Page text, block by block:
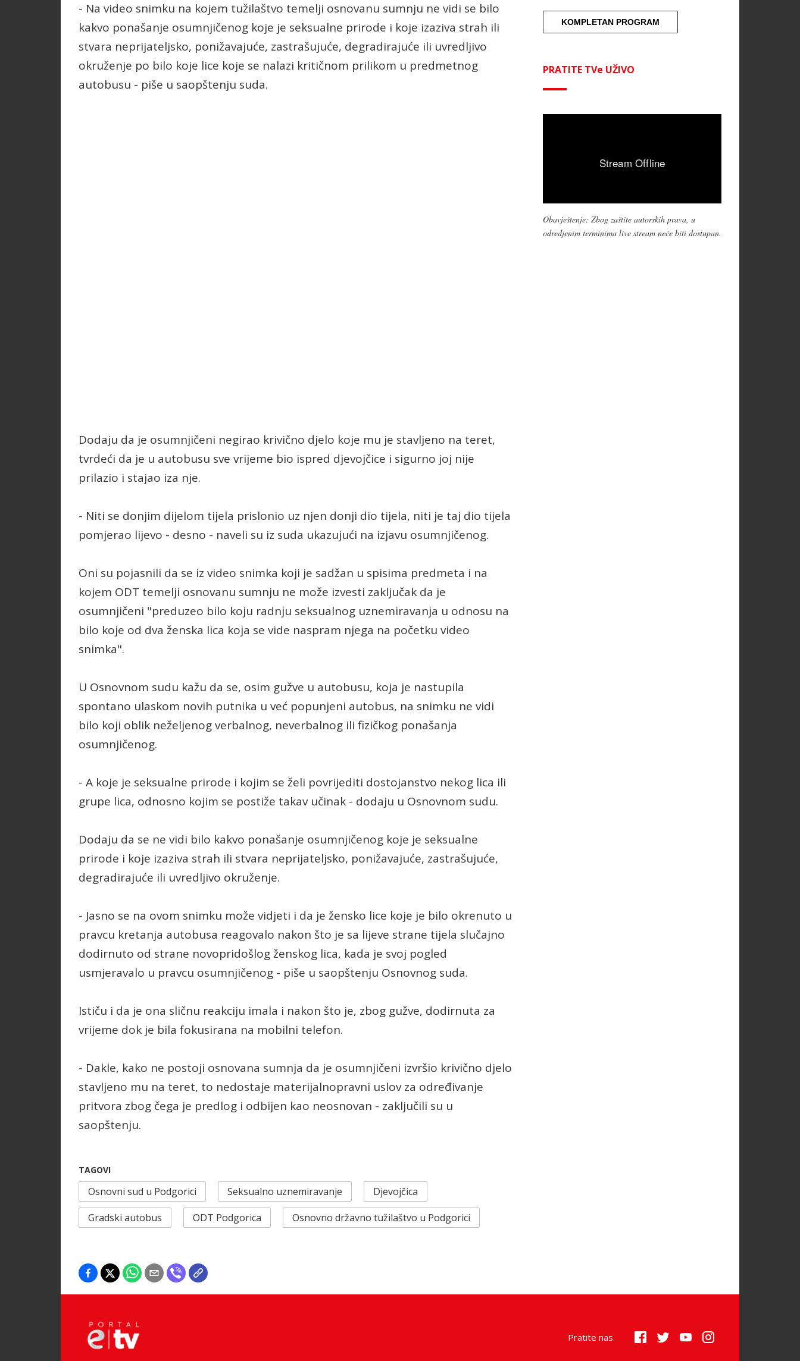
- Na video snimku na kojem tužilaštvo temelji osnovanu sumnju ne vidi se bilo
kakvo ponašanje osumnjičenog koje je seksualne prirode i koje izaziva strah ili
stvara neprijateljsko, ponižavajuće, zastrašujuće, degradirajuće ili uvredljivo
okruženje po bilo koje lice koje se nalazi kritičnom prilikom u predmetnog
autobusu - piše u saopštenju suda.
Dodaju da je osumnjičeni negirao krivično djelo koje mu je stavljeno na teret,
tvrdeći da je u autobusu sve vrijeme bio ispred djevojčice i sigurno joj nije
prilazio i stajao iza nje.
- Niti se donjim dijelom tijela prislonio uz njen donji dio tijela, niti je taj dio tijela
pomjerao lijevo - desno - naveli su iz suda ukazujući na izjavu osumnjičenog.
Oni su pojasnili da se iz video snimka koji je sadžan u spisima predmeta i na
kojem ODT temelji osnovanu sumnju ne može izvesti zaključak da je
osumnjičeni "preduzeo bilo koju radnju seksualnog uznemiravanja u odnosu na
bilo koje od dva ženska lica koja se vide naspram njega na početku video
snimka".
U Osnovnom sudu kažu da se, osim gužve u autobusu, koja je nastupila
spontano ulaskom novih putnika u već popunjeni autobus, na snimku ne vidi
bilo koji oblik neželjenog verbalnog, neverbalnog ili fizičkog ponašanja
osumnjičenog.
- A koje je seksualne prirode i kojim se želi povrijediti dostojanstvo nekog lica ili
grupe lica, odnosno kojim se postiže takav učinak - dodaju u Osnovnom sudu.
Dodaju da se ne vidi bilo kakvo ponašanje osumnjičenog koje je seksualne
prirode i koje izaziva strah ili stvara neprijateljsko, ponižavajuće, zastrašujuće,
degradirajuće ili uvredljivo okruženje.
- Jasno se na ovom snimku može vidjeti i da je žensko lice koje je bilo okrenuto u
pravcu kretanja autobusa reagovalo nakon što je sa lijeve strane tijela slučajno
dodirnuto od strane novopridošlog ženskog lica, kada je svoj pogled
usmjeravalo u pravcu osumnjičenog - piše u saopštenju Osnovnog suda.
Ističu i da je ona sličnu reakciju imala i nakon što je, zbog gužve, dodirnuta za
vrijeme dok je bila fokusirana na mobilni telefon.
- Dakle, kako ne postoji osnovana sumnja da je osumnjičeni izvršio krivično djelo
stavljeno mu na teret, to nedostaje materijalnopravni uslov za određivanje
pritvora zbog čega je predlog i odbijen kao neosnovan - zaključili su u
saopštenju.
TAGOVI
Osnovni sud u Podgorici Seksualno uznemiravanje
Djevojčica
Gradski autobus
ODT Podgorica Osnovno državno tužilaštvo u Podgorici
KOMPLETAN PROGRAM
PRATITE TVe UŽIVO
Obavještenje: Zbog zaštite autorskih prava, u
odredjenim terminima live stream neće biti dostupan.
Pratite nas